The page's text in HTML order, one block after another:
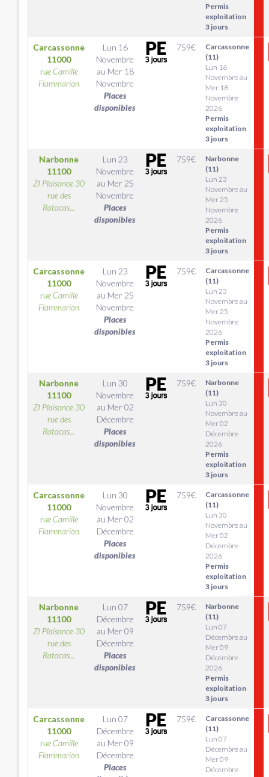
Permis
exploitation
3 jours
Carcassonne
11000
rue Camille
Flammarion
Lun 16
Novembre
au Mer 18
Novembre
Places
disponibles
759€
Carcassonne
(11)
Lun 16
Novembre au
Mer 18
Novembre
2026
Permis
exploitation
3 jours
Narbonne
11100
ZI Plaisance 30
rue des
Ratacas...
Lun 23
Novembre
au Mer 25
Novembre
Places
disponibles
759€
Narbonne
(11)
Lun 23
Novembre au
Mer 25
Novembre
2026
Permis
exploitation
3 jours
Carcassonne
11000
rue Camille
Flammarion
Lun 23
Novembre
au Mer 25
Novembre
Places
disponibles
759€
Carcassonne
(11)
Lun 23
Novembre au
Mer 25
Novembre
2026
Permis
exploitation
3 jours
Narbonne
11100
ZI Plaisance 30
rue des
Ratacas...
Lun 30
Novembre
au Mer 02
Décembre
Places
disponibles
759€
Narbonne
(11)
Lun 30
Novembre au
Mer 02
Décembre
2026
Permis
exploitation
3 jours
Carcassonne
11000
rue Camille
Flammarion
Lun 30
Novembre
au Mer 02
Décembre
Places
disponibles
759€
Carcassonne
(11)
Lun 30
Novembre au
Mer 02
Décembre
2026
Permis
exploitation
3 jours
Narbonne
11100
ZI Plaisance 30
rue des
Ratacas...
Lun 07
Décembre
au Mer 09
Décembre
Places
disponibles
759€
Narbonne
(11)
Lun 07
Décembre au
Mer 09
Décembre
2026
Permis
exploitation
3 jours
Carcassonne
11000
rue Camille
Flammarion
Lun 07
Décembre
au Mer 09
Décembre
Places
759€
Carcassonne
(11)
Lun 07
Décembre au
Mer 09
Décembre